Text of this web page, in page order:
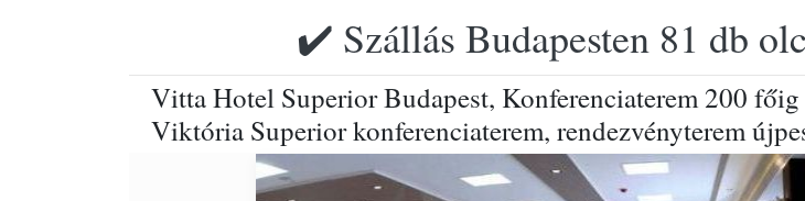
✔️ Szállás Budapesten 81 db
Vitta Hotel Superior Budapest, Konferenciaterem 200
Viktória Superior konferenciaterem, rendezvényterem